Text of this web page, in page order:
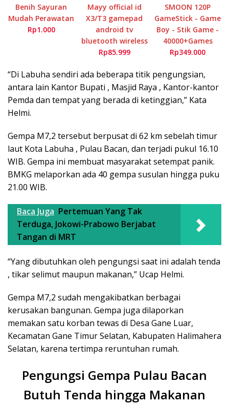
Benih Sayuran
Mudah Perawatan
Rp1.000
Mayy official id
X3/T3 gamepad
android tv
bluetooth wireless
Rp85.999
SMOON 120P
GameStick - Game
Boy - Stik Game -
40000+Games
Rp349.000
“Di Labuha sendiri ada beberapa titik pengungsian,
antara lain Kantor Bupati , Masjid Raya , Kantor-kantor
Pemda dan tempat yang berada di ketinggian,” Kata
Helmi.
Gempa M7,2 tersebut berpusat di 62 km sebelah timur
laut Kota Labuha , Pulau Bacan, dan terjadi pukul 16.10
WIB. Gempa ini membuat masyarakat setempat panik.
BMKG melaporkan ada 40 gempa susulan hingga puku
21.00 WIB.
Baca Juga Pertemuan Yang Tak
Terduga, Jokowi-Prabowo Berjabat
Tangan di MRT
“Yang dibutuhkan oleh pengungsi saat ini adalah tenda
, tikar selimut maupun makanan,” Ucap Helmi.
Gempa M7,2 sudah mengakibatkan berbagai
kerusakan bangunan. Gempa juga dilaporkan
memakan satu korban tewas di Desa Gane Luar,
Kecamatan Gane Timur Selatan, Kabupaten Halimahera
Selatan, karena tertimpa reruntuhan rumah.
Pengungsi Gempa Pulau Bacan
Butuh Tenda hingga Makanan